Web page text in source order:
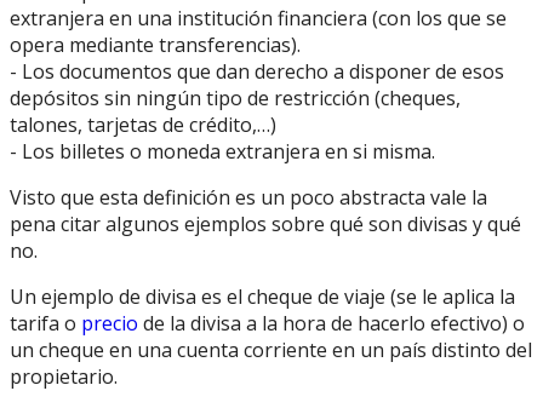
extranjera en una institución financiera (con los que se
opera mediante transferencias).
- Los documentos que dan derecho a disponer de esos
depósitos sin ningún tipo de restricción (cheques,
talones, tarjetas de crédito,…)
- Los billetes o moneda extranjera en si misma.
Visto que esta definición es un poco abstracta vale la
pena citar algunos ejemplos sobre qué son divisas y qué
no.
Un ejemplo de divisa es el cheque de viaje (se le aplica la
tarifa o precio de la divisa a la hora de hacerlo efectivo) o
un cheque en una cuenta corriente en un país distinto del
propietario.